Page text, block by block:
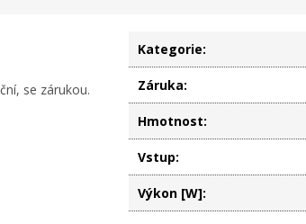
se zárukou.
Kategorie:
Záruka:
Hmotnost:
Vstup:
Výkon [W]: